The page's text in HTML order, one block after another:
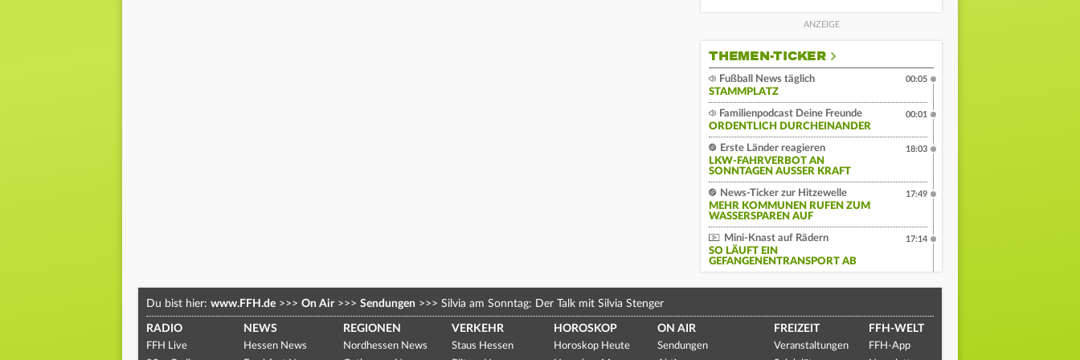
THEMEN-TICKER
Fußball News täglich
STAMMPLATZ
00:05
Familienpodcast Deine Freunde
ORDENTLICH DURCHEINANDER
00:01
Erste Länder reagieren
LKW-FAHRVERBOT AN
SONNTAGEN AUSSER KRAFT
18:03
News-Ticker zur Hitzewelle
MEHR KOMMUNEN RUFEN ZUM
WASSERSPAREN AUF
17:49
Mini-Knast auf Rädern
SO LÄUFT EIN
GEFANGENENTRANSPORT AB
17:14
Du bist hier: www.FFH.de >>> On Air >>> Sendungen >>> Silvia am Sonntag: Der Talk mit Silvia Stenger
RADIO
FFH Live
NEWS
Hessen News
REGIONEN
Nordhessen News
VERKEHR
Staus Hessen
HOROSKOP
Horoskop Heute
ON AIR
Sendungen
FREIZEIT
Veranstaltungen
FFH-WELT
FFH-App